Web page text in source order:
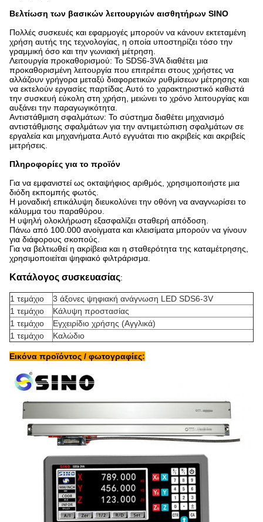
Βελτίωση των βασικών λειτουργιών αισθητήρων SINO
Πολλές συσκευές και εφαρμογές μπορούν να κάνουν εκτεταμένη
χρήση αυτής της τεχνολογίας, η οποία υποστηρίζει τόσο την
γραμμική όσο και την γωνιακή μέτρηση.
Λειτουργία προκαθορισμού: Το SDS6-3VA διαθέτει μια
προκαθορισμένη λειτουργία που επιτρέπει στους χρήστες να
αλλάζουν γρήγορα μεταξύ διαφορετικών ρυθμίσεων μέτρησης και
να εκτελούν εργασίες παρτίδας.Αυτό το χαρακτηριστικό καθιστά
την συσκευή εύκολη στη χρήση, μειώνει το χρόνο λειτουργίας και
αυξάνει την παραγωγικότητα.
Αντιστάθμιση σφαλμάτων: Το σύστημα διαθέτει μηχανισμό
αντιστάθμισης σφαλμάτων για την αντιμετώπιση σφαλμάτων σε
εργαλεία και μηχανήματα.Αυτό εγγυάται πιο ακριβείς και ακριβείς
μετρήσεις.
Πληροφορίες για το προϊόν
Για να εμφανιστεί ως οκταψήφιος αριθμός, χρησιμοποιήστε μια
διόδη εκπομπής φωτός.
Η μοναδική επικάλυψη διευκολύνει την οθόνη να αναγνωρίσει το
κάλυμμα του παραθύρου.
Η υψηλή ολοκλήρωση εξασφαλίζει σταθερή απόδοση.
Πάνω από 100.000 ανοίγματα και κλεισίματα μπορούν να γίνουν
για διάφορους σκοπούς.
Για να βελτιωθεί η ακρίβεια και η σταθερότητα της καταμέτρησης,
χρησιμοποιείται ψηφιακό φιλτράρισμα.
Κατάλογος συσκευασίας:
1 τεμάχιο
3 άξονες ψηφιακή ανάγνωση LED SDS6-3V
1 τεμάχιο
Κάλυψη προστασίας
1 τεμάχιο
Εγχειρίδιο χρήσης (Αγγλικά)
1 τεμάχιο
Καλώδιο
Εικόνα προϊόντος / φωτογραφίες: